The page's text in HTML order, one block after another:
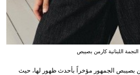
النجمة اللبنانية كارمن بصيبص
بصيبص الجمهور مؤخراً بأحدث ظهور لها، حيث